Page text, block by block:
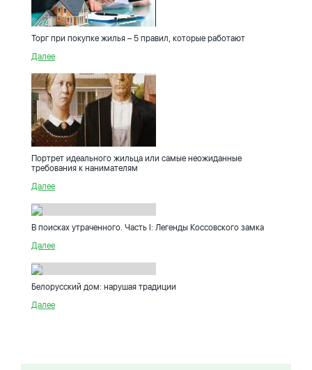
Торг при покупке жилья – 5 правил, которые работают
Далее
Портрет идеального жильца или самые неожиданные
требования к нанимателям
Далее
В поисках утраченного. Часть I: Легенды Коссовского замка
Далее
Белорусский дом: нарушая традиции
Далее